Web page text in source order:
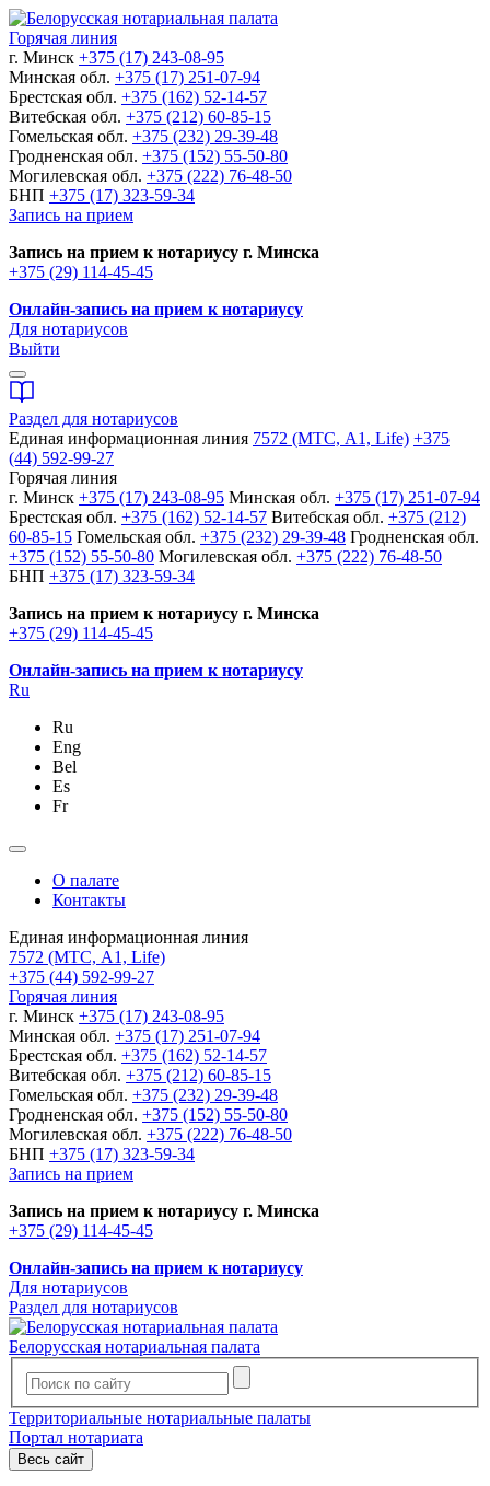
Горячая линия
г. Минск +375 (17) 243-08-95
Минская обл. +375 (17) 251-07-94
Брестская обл. +375 (162) 52-14-57
Витебская обл. +375 (212) 60-85-15
Гомельская обл. +375 (232) 29-39-48
Гродненская обл. +375 (152) 55-50-80
Могилевская обл. +375 (222) 76-48-50
БНП +375 (17) 323-59-34
Запись на прием
Запись на прием к нотариусу г. Минска
+375 (29) 114-45-45
Онлайн-запись на прием к нотариусу
Для нотариусов
Выйти
Раздел для нотариусов
Единая информационная линия 7572 (МТС, A1, Life) +375
(44) 592-99-27
Горячая линия
г. Минск +375 (17) 243-08-95 Минская обл. +375 (17) 251-07-94
Брестская обл. +375 (162) 52-14-57 Витебская обл. +375 (212)
60-85-15 Гомельская обл. +375 (232) 29-39-48 Гродненская обл.
+375 (152) 55-50-80 Могилевская обл. +375 (222) 76-48-50
БНП +375 (17) 323-59-34
Запись на прием к нотариусу г. Минска
+375 (29) 114-45-45
Онлайн-запись на прием к нотариусу
Ru
Ru
Eng
Bel
Es
Fr
О палате
Контакты
Единая информационная линия
7572 (МТС, A1, Life)
+375 (44) 592-99-27
Горячая линия
г. Минск +375 (17) 243-08-95
Минская обл. +375 (17) 251-07-94
Брестская обл. +375 (162) 52-14-57
Витебская обл. +375 (212) 60-85-15
Гомельская обл. +375 (232) 29-39-48
Гродненская обл. +375 (152) 55-50-80
Могилевская обл. +375 (222) 76-48-50
БНП +375 (17) 323-59-34
Запись на прием
Запись на прием к нотариусу г. Минска
+375 (29) 114-45-45
Онлайн-запись на прием к нотариусу
Для нотариусов
Раздел для нотариусов
Белорусская нотариальная палата
Территориальные нотариальные палаты
Портал нотариата
Весь сайт